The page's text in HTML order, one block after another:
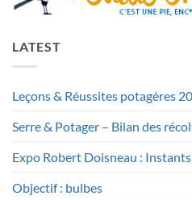
LATEST
Leçons & Réussites potagères
Serre & Potager – Bilan des
Expo Robert Doisneau :
Objectif : bulbes